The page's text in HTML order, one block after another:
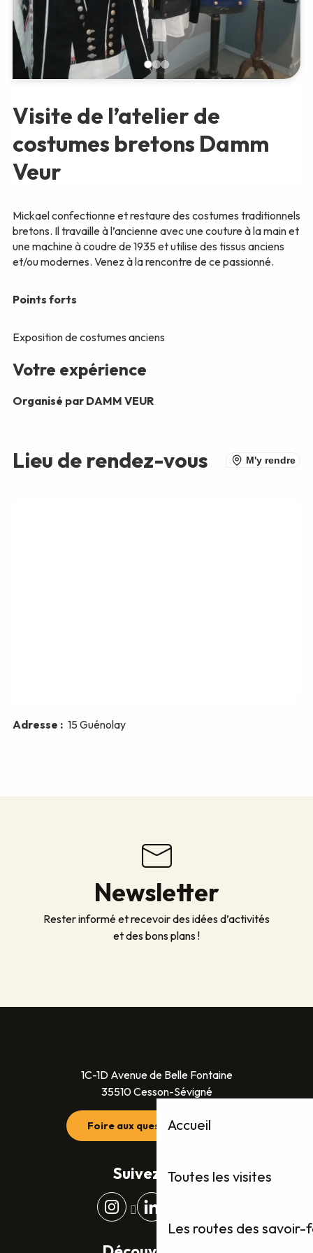
Accueil
Toutes les visites
Les routes des
Newsletter
Rester informé et recevoir des idées d’activités
et des bons plans !
1C-1D Avenue de Belle Fontaine
35510 Cesson-Sévigné
Foire aux questions (FAQ)
Suivez-nous